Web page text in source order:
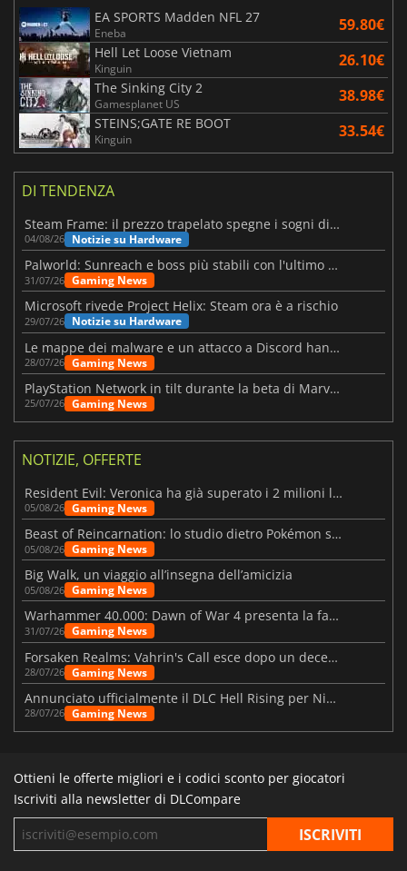
EA SPORTS Madden NFL 27
Eneba 59.80€
Hell Let Loose Vietnam
Kinguin 26.10€
The Sinking City 2
Gamesplanet US 38.98€
STEINS;GATE RE BOOT
Kinguin 33.54€
DI TENDENZA
Steam Frame: il prezzo trapelato spegne i sogni di un VR economico
04/08/26 Notizie su Hardware
Palworld: Sunreach e boss più stabili con l'ultimo update
31/07/26 Gaming News
Microsoft rivede Project Helix: Steam ora è a rischio
29/07/26 Notizie su Hardware
Le mappe dei malware e un attacco a Discord hanno colpito Meccha Chameleon
28/07/26 Gaming News
PlayStation Network in tilt durante la beta di Marvel Tōkon
25/07/26 Gaming News
NOTIZIE, OFFERTE
Resident Evil: Veronica ha già superato i 2 milioni liste dei desideri
05/08/26 Gaming News
Beast of Reincarnation: lo studio dietro Pokémon su una nuova strada
05/08/26 Gaming News
Big Walk, un viaggio all’insegna dell’amicizia
05/08/26 Gaming News
Warhammer 40.000: Dawn of War 4 presenta la fazione dei Necron
31/07/26 Gaming News
Forsaken Realms: Vahrin's Call esce dopo un decennio di sviluppo
28/07/26 Gaming News
Annunciato ufficialmente il DLC Hell Rising per Nioh 3
28/07/26 Gaming News
Ottieni le offerte migliori e i codici sconto per giocatori
Iscriviti alla newsletter di DLCompare